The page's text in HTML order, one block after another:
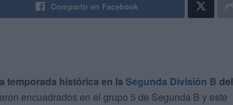
Compartir en Facebook
temporada histórica en la Segunda División B del
encuadrados en el grupo 5 de Segunda B y este